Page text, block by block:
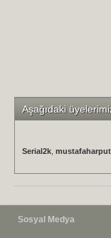
Aşağıdaki
Serial2k
Sosyal Medya